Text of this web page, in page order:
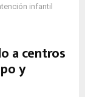
infantil
a centros
y